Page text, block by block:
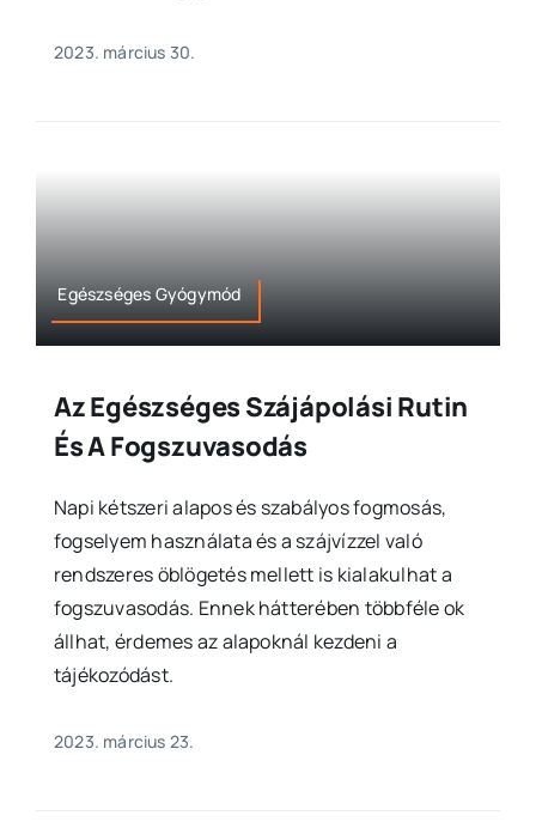
2023. március 30.
Egészséges Gyógymód
Az Egészséges Szájápolási Rutin
És A Fogszuvasodás
Napi kétszeri alapos és szabályos fogmosás,
fogselyem használata és a szájvízzel való
rendszeres öblögetés mellett is kialakulhat a
fogszuvasodás. Ennek hátterében többféle ok
állhat, érdemes az alapoknál kezdeni a
tájékozódást.
2023. március 23.